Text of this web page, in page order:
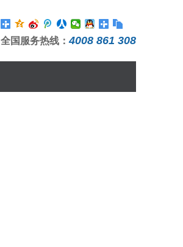
全国服务热线：4008 861 308